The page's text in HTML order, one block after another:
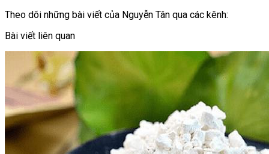
Theo dõi những bài viết của Nguyễn Tân qua các kênh:
Bài viết liên quan